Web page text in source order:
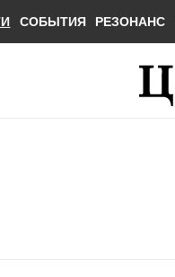
СОБЫТИЯ РЕЗОНАНС